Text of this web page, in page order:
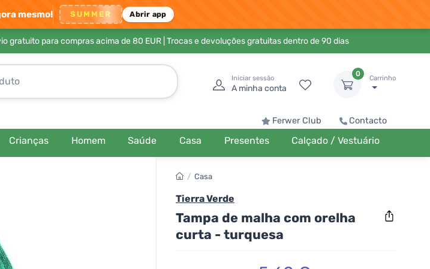
mesmo! SUMMER Abrir app
gratuito para compras acima de 80 EUR| Trocas e devoluções gratuitas dentro de 90 dias
Iniciar sessão
A minha conta
0
Carrinho
Ferwer Club Contacto
Crianças Homem Saúde Casa Presentes Calçado / Vestuário
/ Casa
Tierra Verde
Tampa de malha com orelha
curta - turquesa